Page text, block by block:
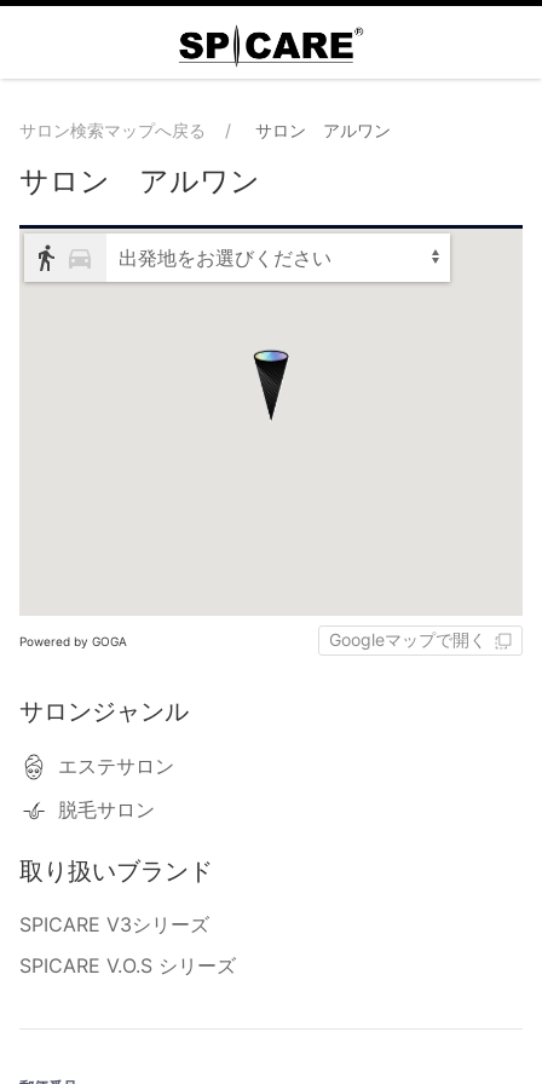
サロン検索マップへ戻る サロン アルワン
サロン アルワン
出発地をお選びください
Powered by GOGA Googleマップで開く
サロンジャンル
エステサロン
脱毛サロン
取り扱いブランド
SPICARE V3シリーズ
SPICARE V.O.S シリーズ